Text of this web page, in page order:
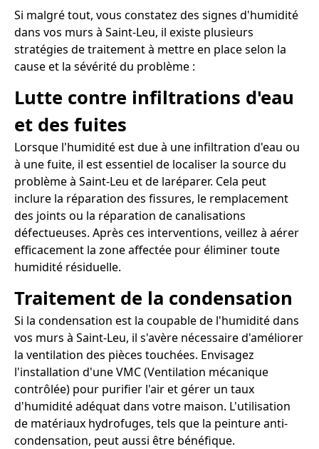
Si malgré tout, vous constatez des signes d'humidité
dans vos murs à Saint-Leu, il existe plusieurs
stratégies de traitement à mettre en place selon la
cause et la sévérité du problème :
Lutte contre infiltrations d'eau
et des fuites
Lorsque l'humidité est due à une infiltration d'eau ou
à une fuite, il est essentiel de localiser la source du
problème à Saint-Leu et de laréparer. Cela peut
inclure la réparation des fissures, le remplacement
des joints ou la réparation de canalisations
défectueuses. Après ces interventions, veillez à aérer
efficacement la zone affectée pour éliminer toute
humidité résiduelle.
Traitement de la condensation
Si la condensation est la coupable de l'humidité dans
vos murs à Saint-Leu, il s'avère nécessaire d'améliorer
la ventilation des pièces touchées. Envisagez
l'installation d'une VMC (Ventilation mécanique
contrôlée) pour purifier l'air et gérer un taux
d'humidité adéquat dans votre maison. L'utilisation
de matériaux hydrofuges, tels que la peinture anti-
condensation, peut aussi être bénéfique.